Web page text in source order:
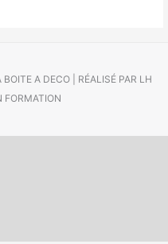
A DECO | RÉALISÉ PAR LH
FORMATION